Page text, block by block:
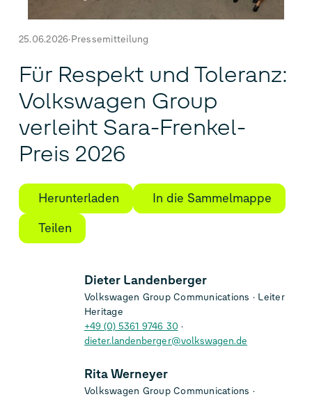
25.06.2026 Pressemitteilung
Für Respekt und Toleranz:
Volkswagen Group
verleiht Sara-Frenkel-
Preis 2026
Herunterladen
In die Sammelmappe
Teilen
Dieter Landenberger
Volkswagen Group Communications
Leiter
Heritage
+49 (0) 5361 9746 30
dieter.landenberger@volkswagen.de
Rita Werneyer
Volkswagen Group Communications